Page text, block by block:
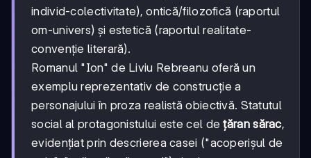
individ-colectivitate), ontică/filozofică (raportul
om-univers) și estetică (raportul realitate-
convenție literară).
Romanul "Ion" de Liviu Rebreanu oferă un
exemplu reprezentativ de construcție a
personajului în proza realistă obiectivă. Statutul
social al protagonistului este cel dețăran sărac,
evidențiat prin descrierea casei ("acoperișul de